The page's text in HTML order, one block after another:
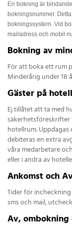
En bokning är
bokningsnummer.
bokningssystem. Vid
mailadress och mobil
Bokning av
För att boka ett rum
Minderårig under 18
Gäster på
Ej tillåtet att ta med
hotellrum.
debiteras en extra
våra medarbetare
eller i andra av
Ankomst och
Tider för
sms och mail,
Av,